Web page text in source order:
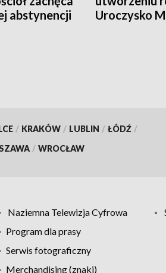
abstynencji
Uroczysko
/ KRAKÓW / LUBLIN / ŁÓDŹ /
/ WROCŁAW
Naziemna Telewizja Cyfrowa
Program dla prasy
Serwis fotograficzny
Merchandising (znaki)